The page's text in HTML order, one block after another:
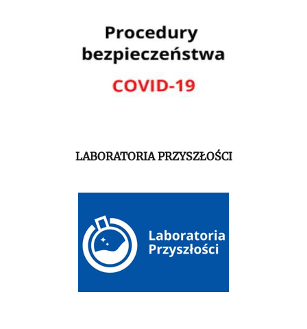
LABORATORIA PRZYSZŁOŚCI